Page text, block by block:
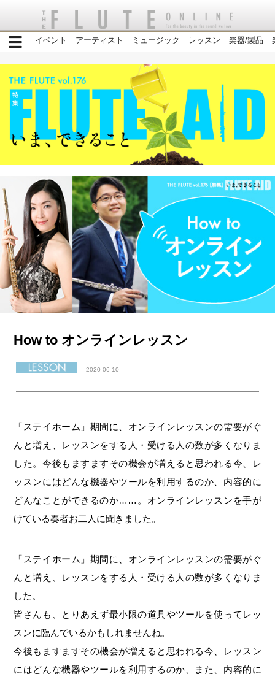
イベント アーティスト ミュージック レッスン 楽器/製品
How to オンラインレッスン
2020-06-10
「ステイホーム」期間に、オンラインレッスンの需要がぐ
んと増え、レッスンをする人・受ける人の数が多くなりま
した。今後もますますその機会が増えると思われる今、レ
ッスンにはどんな機器やツールを利用するのか、内容的に
どんなことができるのか……。オンラインレッスンを手が
けている奏者お二人に聞きました。
「ステイホーム」期間に、オンラインレッスンの需要がぐ
んと増え、レッスンをする人・受ける人の数が多くなりま
した。
皆さんも、とりあえず最小限の道具やツールを使ってレッ
スンに臨んでいるかもしれませんね。
今後もますますその機会が増えると思われる今、レッスン
にはどんな機器やツールを利用するのか、また、内容的に